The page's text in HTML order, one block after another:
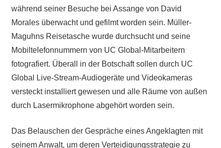
während seiner Besuche bei Assange von David
Morales überwacht und gefilmt worden sein. Müller-
Maguhns Reisetasche wurde durchsucht und seine
Mobiltelefonnummern von UC Global-Mitarbeitern
fotografiert. Überall in der Botschaft sollen durch UC
Global Live-Stream-Audiogeräte und Videokameras
versteckt installiert gewesen und alle Räume von außen
durch Lasermikrophone abgehört worden sein.
Das Belauschen der Gespräche eines Angeklagten mit
seinem Anwalt, um deren Verteidigungsstrategie zu